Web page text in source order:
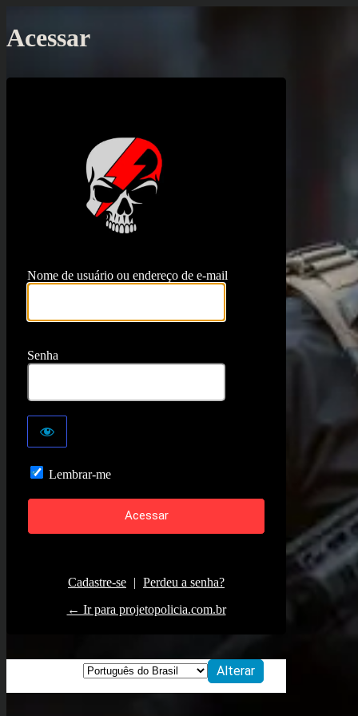
Acessar
Nome de usuário ou endereço de e-mail
Senha
Lembrar-me
Cadastre-se | Perdeu a senha?
← Ir para projetopolicia.com.br